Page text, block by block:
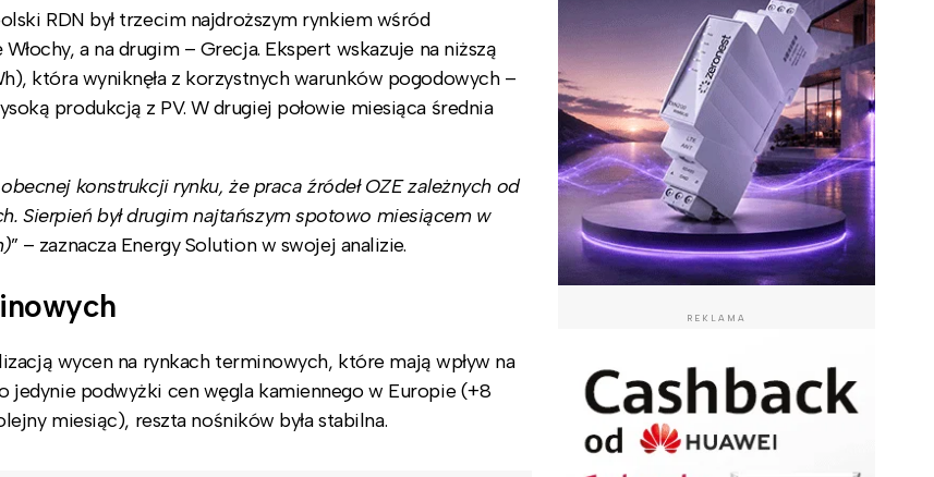
RDN był trzecim najdroższym rynkiem wśród
a na drugim – Grecja. Ekspert wskazuje na niższą
która wyniknęła z korzystnych warunków pogodowych –
produkcją z PV. W drugiej połowie miesiąca średnia
konstrukcji rynku, że praca źródeł OZE zależnych od
Sierpień był drugim najtańszym spotowo miesiącem w
” – zaznacza Energy Solution w swojej analizie.
wycen na rynkach terminowych, które mają wpływ na
podwyżki cen węgla kamiennego w Europie (+8
miesiąc), reszta nośników była stabilna.
REKLAMA